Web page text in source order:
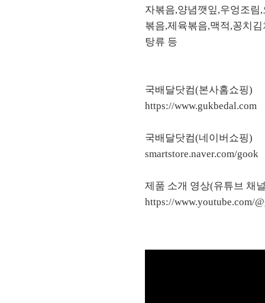
자볶음,양념깻잎,우엉조림
볶음,제육볶음,맥적,꽁치
탕류 등
국배달닷컴(본사홈쇼핑)
https://www.gukbedal.com
국배달닷컴(네이버쇼핑)
smartstore.naver.com/gook
제품 소개 영상(유튜브 채
https://www.youtube.com/